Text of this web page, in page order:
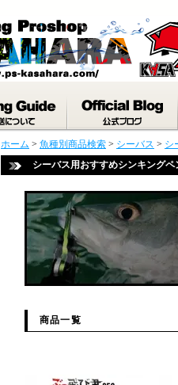
ホーム > 魚種別商品検索 > シーバス > シ
シーバス用おすすめシンキングペ
商品一覧